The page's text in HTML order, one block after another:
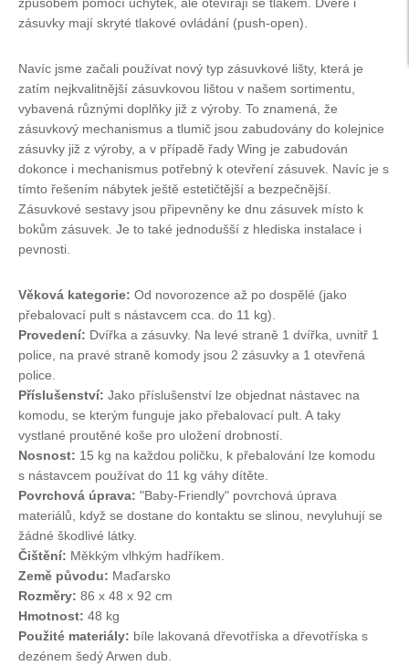
zásuvky mají skryté tlakové ovládání (push-open).
Navíc jsme začali používat nový typ zásuvkové lišty, která je
zatím nejkvalitnější zásuvkovou lištou v našem sortimentu,
vybavená různými doplňky již z výroby. To znamená, že
zásuvkový mechanismus a tlumič jsou zabudovány do kolejnice
zásuvky již z výroby, a v případě řady Wing je zabudován
dokonce i mechanismus potřebný k otevření zásuvek. Navíc je s
tímto řešením nábytek ještě estetičtější a bezpečnější.
Zásuvkové sestavy jsou připevněny ke dnu zásuvek místo k
bokům zásuvek. Je to také jednodušší z hlediska instalace i
pevnosti.
Věková kategorie: Od novorozence až po dospělé (jako
přebalovací pult s nástavcem cca. do 11 kg).
Provedení: Dvířka a zásuvky. Na levé straně 1 dvířka, uvnitř 1
police, na pravé straně komody jsou 2 zásuvky a 1 otevřená
police.
Příslušenství: Jako příslušenství lze objednat nástavec na
komodu, se kterým funguje jako přebalovací pult. A taky
vystlané proutěné koše pro uložení drobností.
Nosnost: 15 kg na každou poličku, k přebalování lze komodu
s nástavcem používat do 11 kg váhy dítěte.
Povrchová úprava: "Baby-Friendly" povrchová úprava
materiálů, když se dostane do kontaktu se slinou, nevyluhují se
žádné škodlivé látky.
Čištění: Měkkým vlhkým hadříkem.
Země původu: Maďarsko
Rozměry: 86 x 48 x 92 cm
Hmotnost: 48 kg
Použité materiály: bíle lakovaná dřevotříska a dřevotříska s
dezénem šedý Arwen dub.